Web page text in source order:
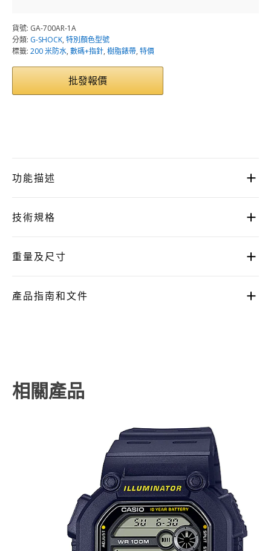
貨號: GA-700AR-1A
分類: G-SHOCK, 特別顏色型號
標籤: 200 米防水, 數碼+指針, 樹脂錶帶, 特價
批發報價
功能描述
技術規格
重量及尺寸
產品指南和文件
相關產品